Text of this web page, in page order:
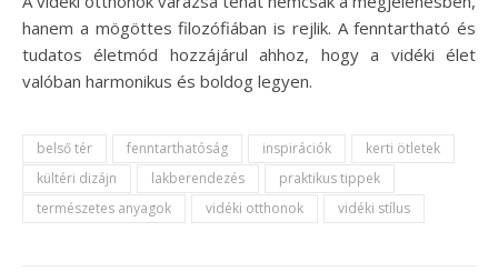
hanem a mögöttes filozófiában is rejlik. A fenntartható és
tudatos életmód hozzájárul ahhoz, hogy a vidéki élet
valóban harmonikus és boldog legyen.
belső tér fenntarthatóság inspirációk
kerti ötletek
kültéri dizájn
lakberendezés
praktikus tippek
természetes anyagok
vidéki otthonok vidéki stílus